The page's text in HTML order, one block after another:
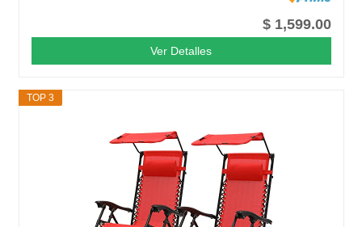
$ 1,599.00
Ver Detalles
TOP 3